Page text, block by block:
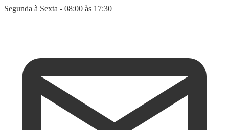
Segunda à Sexta - 08:00 às 17:30